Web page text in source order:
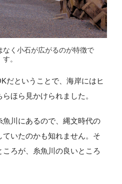
なく小石が広がるのが特徴で
す。
だということで、海岸にはヒ
ほら見かけられました。
魚川にあるので、縄文時代の
ていたのかも知れません。そ
ろが、糸魚川の良いところ